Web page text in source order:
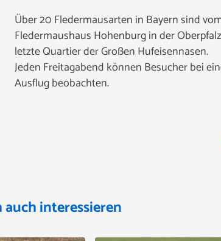
Über 20 Fledermausarten in Bayern sind
Fledermaushaus Hohenburg in der
letzte Quartier der Großen Hufeisennasen.
Jeden Freitagabend können Besucher bei
Ausflug beobachten.
interessieren